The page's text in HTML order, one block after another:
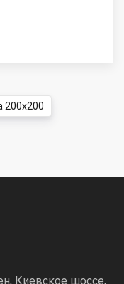
200x200
Киевское шоссе,